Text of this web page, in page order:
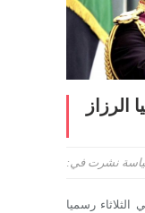
الرزاز
نشرت في:
الثلاثاء رسميا